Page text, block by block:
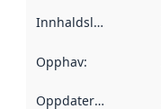
Innhaldsleverandørar
Opphav:
Oppdateringsfrekvens